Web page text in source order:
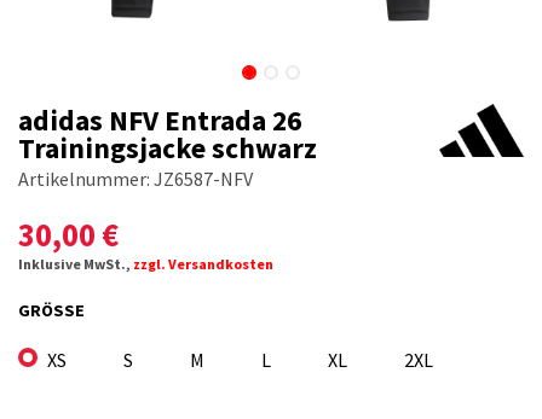
adidas NFV Entrada 26
Trainingsjacke schwarz
Artikelnummer: JZ6587-NFV
30,00 €
Inklusive MwSt., zzgl. Versandkosten
GRÖSSE
XS S M L XL 2XL